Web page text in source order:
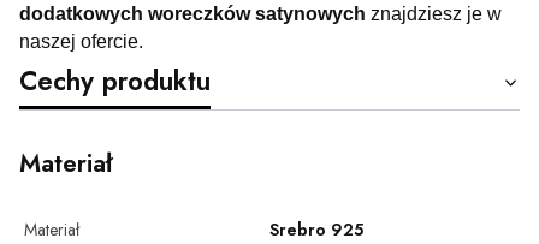
dodatkowych woreczków satynowych znajdziesz je w
naszej ofercie.
Cechy produktu
Materiał
Materiał Srebro 925